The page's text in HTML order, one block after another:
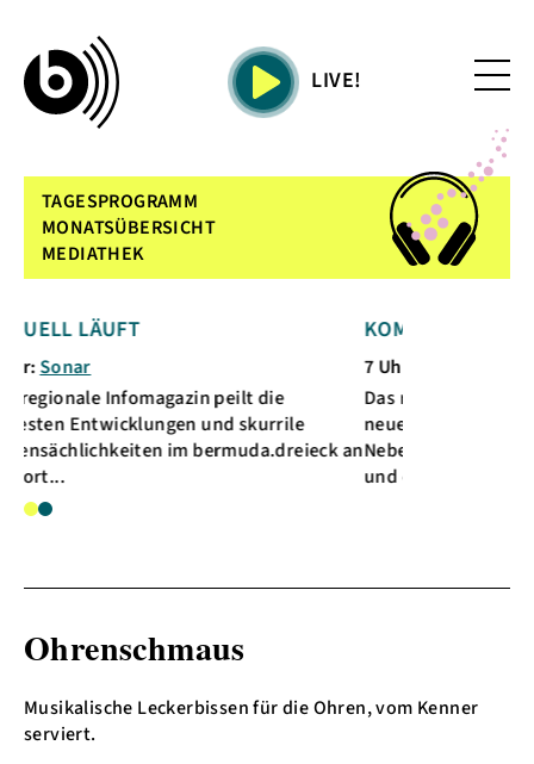
LIVE!
LÄUFT
Infomagazin peilt die
Entwicklungen und skurrile
im bermuda.dreieck an
KOMMENDE SENDUNG
Sonar
Das regionale
neuesten Entwicklungen
Nebensächlichkeiten im
und ort...
TAGESPROGRAMM
MONATSÜBERSICHT
MEDIATHEK
Ohrenschmaus
Musikalische Leckerbissen für die Ohren, vom Kenner
serviert.